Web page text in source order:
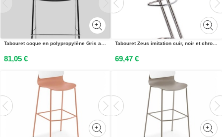
Tabouret coque en polypropylène Gris anthracite, hauteur 75 cm
81,05 €
Tabouret Zeus imitation cuir, noir et chromé, 83 cm de hauteur
69,47 €